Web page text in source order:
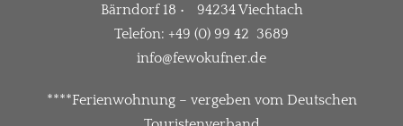
Bärndorf 18 • 94234 Viechtach
Telefon: +49 (0) 99 42 3689
info@fewokufner.de
****Ferienwohnung – vergeben vom Deutschen